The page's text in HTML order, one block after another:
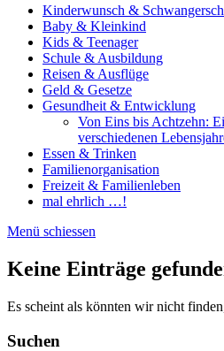
Kinderwunsch &
Baby & Kleinkind
Kids & Teenager
Schule & Ausbildung
Reisen & Ausflüge
Geld & Gesetze
Gesundheit & Entwicklung
Von Eins bis Achtzehn:
verschiedenen
Essen & Trinken
Familienorganisation
Freizeit & Familienleben
mal ehrlich …!
Menü schiessen
Keine Einträge
Es scheint als könnten wir nicht
Suchen